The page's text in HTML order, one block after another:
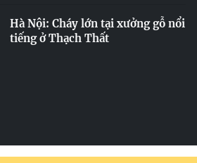
Hà Nội: Cháy lớn tại xưởng gỗ nổi
tiếng ở Thạch Thất